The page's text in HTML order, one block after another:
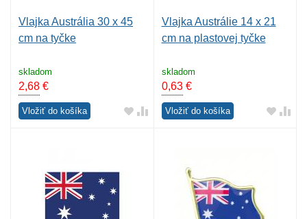
Vlajka Austrália 30 x 45
cm na tyčke
skladom
2,68 €
Vložiť do košíka
Vlajka Austrálie 14 x 21
cm na plastovej tyčke
skladom
0,63€
Vložiť do košíka